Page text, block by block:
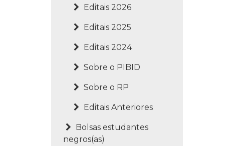
Editais 2026
Editais 2025
Editais 2024
Sobre o PIBID
Sobre o RP
Editais Anteriores
Bolsas estudantes
negros(as)